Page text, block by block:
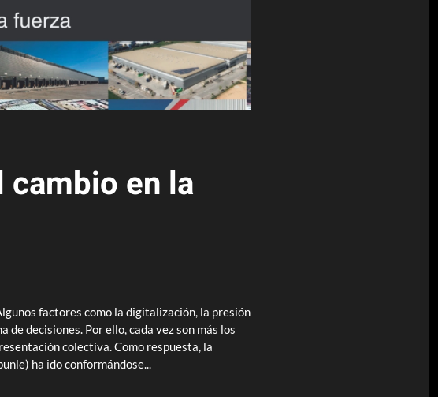
en la
factores como la digitalización, la presión
decisiones. Por ello, cada vez son más los
colectiva. Como respuesta, la
ha ido conformándose...